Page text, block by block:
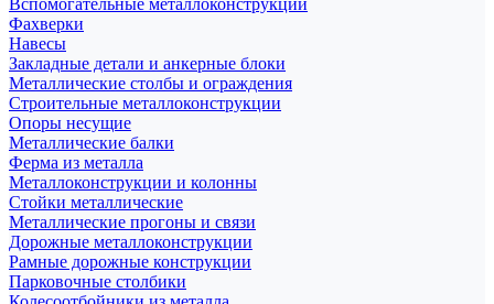
Вспомогательные металлоконструкции
Фахверки
Навесы
Закладные детали и анкерные блоки
Металлические столбы и ограждения
Строительные металлоконструкции
Опоры несущие
Металлические балки
Ферма из металла
Металлоконструкции и колонны
Стойки металлические
Металлические прогоны и связи
Дорожные металлоконструкции
Рамные дорожные конструкции
Парковочные столбики